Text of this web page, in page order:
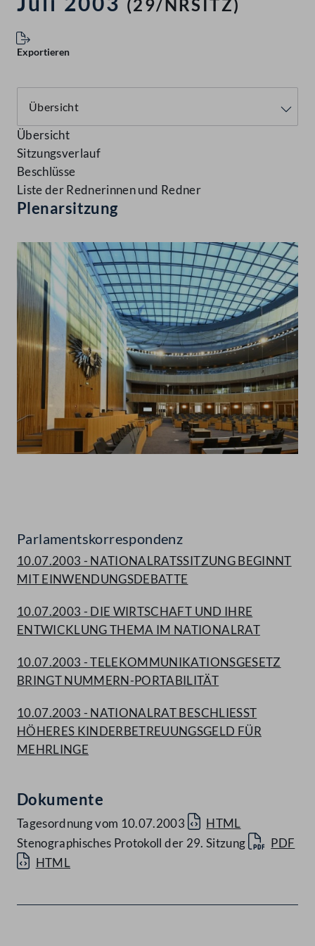
(29/NRSITZ)
Exportieren
Übersicht
Sitzungsverlauf
Beschlüsse
Liste der Rednerinnen und Redner
Plenarsitzung
Parlamentskorrespondenz
10.07.2003 - NATIONALRATSSITZUNG BEGINNT
MIT EINWENDUNGSDEBATTE
10.07.2003 - DIE WIRTSCHAFT UND IHRE
ENTWICKLUNG THEMA IM NATIONALRAT
10.07.2003 - TELEKOMMUNIKATIONSGESETZ
BRINGT NUMMERN-PORTABILITÄT
10.07.2003 - NATIONALRAT BESCHLIESST
HÖHERES KINDERBETREUUNGSGELD FÜR
MEHRLINGE
Dokumente
Tagesordnung vom 10.07.2003
HTML
Stenographisches Protokoll der 29. Sitzung
PDF
HTML